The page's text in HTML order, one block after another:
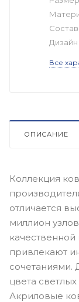
Состав
Дизайн
Все
ОПИСАНИЕ
Коллекция
отличается
миллион
привлекают
сочетаниями.
цвета
Акриловые